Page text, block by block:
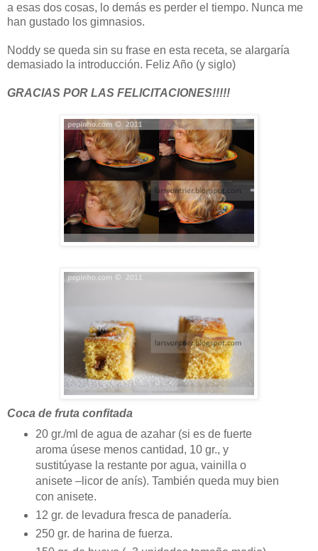
a esas dos cosas, lo demás es perder el tiempo. Nunca me
han gustado los gimnasios.
Noddy se queda sin su frase en esta receta, se alargaría
demasiado la introducción. Feliz Año (y siglo)
GRACIAS POR LAS FELICITACIONES!!!!!
Coca de fruta confitada
20 gr./ml de agua de azahar (si es de fuerte
aroma úsese menos cantidad, 10 gr., y
sustitúyase la restante por agua, vainilla o
anisete –licor de anís). También queda muy bien
con anisete.
12 gr. de levadura fresca de panadería.
250 gr. de harina de fuerza.